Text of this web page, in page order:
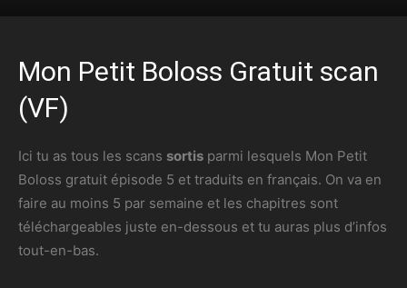
Mon Petit Boloss Gratuit scan
(VF)
Ici tu as tous les scans sortis parmi lesquels Mon Petit
Boloss gratuit épisode 5 et traduits en français. On va en
faire au moins 5 par semaine et les chapitres sont
téléchargeables juste en-dessous et tu auras plus d’infos
tout-en-bas.